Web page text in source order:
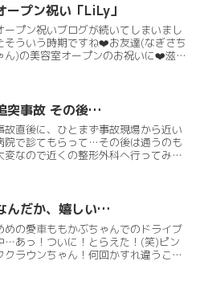
ープン祝い「LiLy」
ープン祝いブログが続いてしまいまし
そういう時期ですね❤️お友達(なぎさち
ん)の美容室オープンのお祝いに❤️滋賀
12月。里穂ちRead More
突事故 その後…
故直後に、ひとまず事故現場から近い
院で診てもらって…その後は通うのも
変なので近くの整形外科へ行ってみる
「なんともない！」ってRead More
んだか、嬉しい…
めの愛車ももかぶちゃんでのドライブ
…あっ！ついに！とらえた！(笑)ピン
クラウンちゃん！何回かすれ違うこと